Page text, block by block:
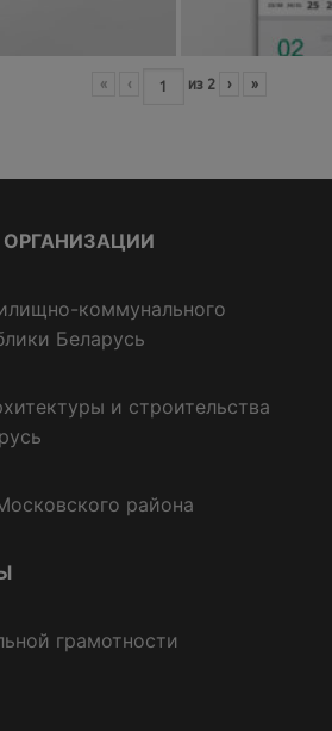
« ‹ из 2 › »
коммунального
Беларусь
и строительства
района
грамотности